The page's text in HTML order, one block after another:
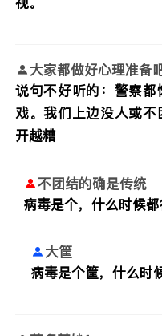
大家都做好心理准备
说句不好听的：警察
戏。我们上边没人或
开越糟
不团结的确是传统
病毒是个，什么时候都
大筐
病毒是个筐，什么时